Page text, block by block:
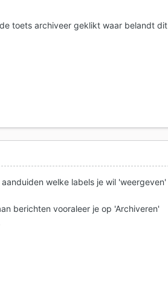
toets archiveer geklikt waar belandt dit
welke labels je wil 'weergeven'
berichten vooraleer je op 'Archiveren'